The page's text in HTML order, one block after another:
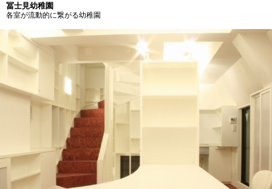
冨士見幼稚園
各室が流動的に繋がる幼稚園